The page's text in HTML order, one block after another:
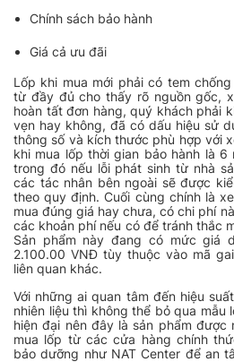
Chính sách bảo hành
Giá cả ưu đãi
Lốp khi mua mới phải có tem
từ đầy đủ cho thấy rõ nguồn gốc,
hoàn tất đơn hàng, quý khách phải
vẹn hay không, đã có dấu hiệu sử
thông số và kích thước phù hợp với
khi mua lốp thời gian bảo hành là
trong đó nếu lỗi phát sinh từ nhà
các tác nhân bên ngoài sẽ được
theo quy định. Cuối cùng chính là
mua đúng giá hay chưa, có chi phí
các khoản phí nếu có để tránh thắc
Sản phẩm này đang có mức giá
2.100.00 VNĐ tùy thuộc vào mã
liên quan khác.
Với những ai quan tâm đến hiệu
nhiên liệu thì không thể bỏ qua mẫu
hiện đại nên đây là sản phẩm được
mua lốp từ các cửa hàng chính
bảo dưỡng như NAT Center để an